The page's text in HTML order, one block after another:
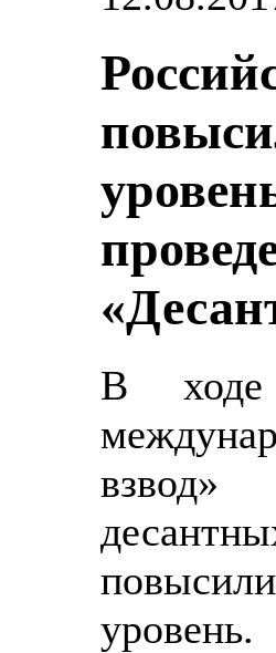
В ходе
взвод»
уровень.